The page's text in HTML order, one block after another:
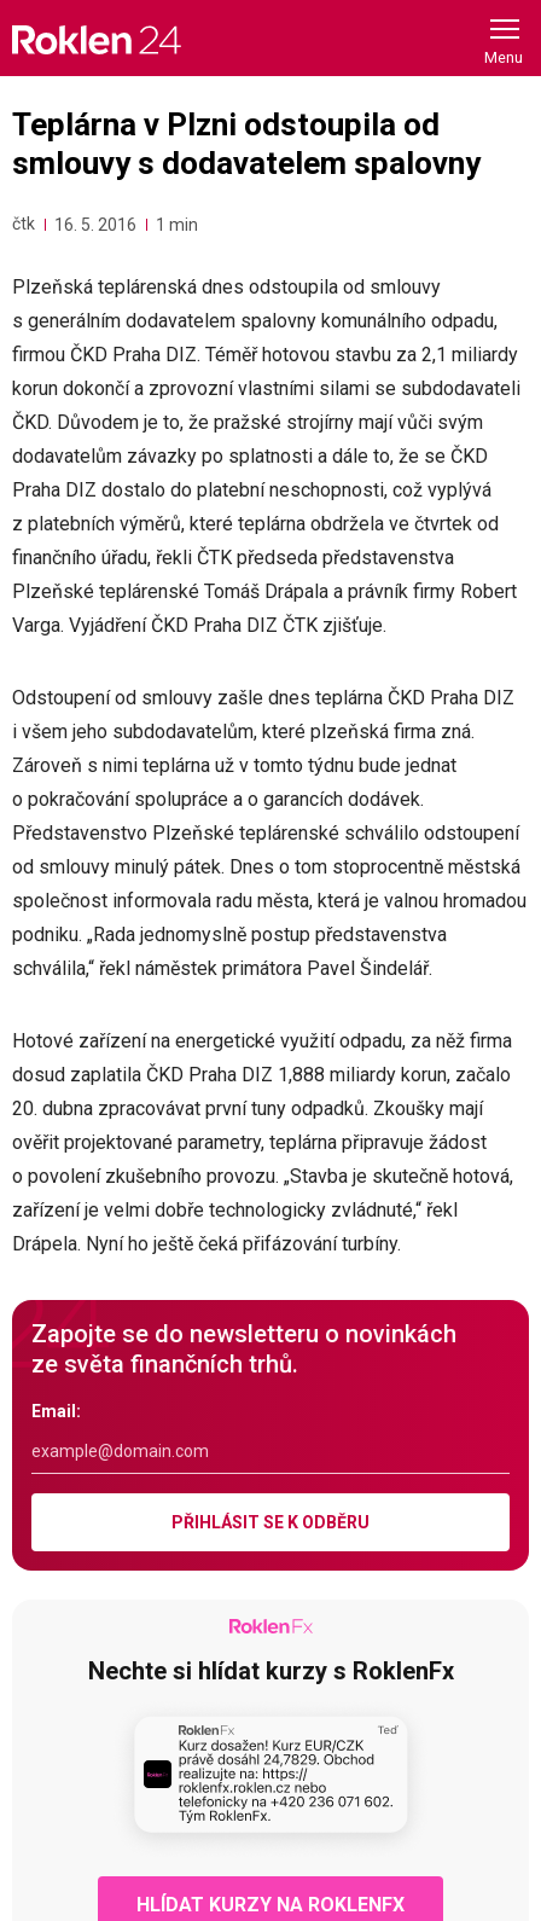
content
Teplárna v Plzni odstoupila od
smlouvy s dodavatelem spalovny
čtk 16. 5. 2016 1 min
Plzeňská teplárenská dnes odstoupila od smlouvy
s generálním dodavatelem spalovny komunálního odpadu,
firmou ČKD Praha DIZ. Téměř hotovou stavbu za 2,1 miliardy
korun dokončí a zprovozní vlastními silami se subdodavateli
ČKD. Důvodem je to, že pražské strojírny mají vůči svým
dodavatelům závazky po splatnosti a dále to, že se ČKD
Praha DIZ dostalo do platební neschopnosti, což vyplývá
z platebních výměrů, které teplárna obdržela ve čtvrtek od
finančního úřadu, řekli ČTK předseda představenstva
Plzeňské teplárenské Tomáš Drápala a právník firmy Robert
Varga. Vyjádření ČKD Praha DIZ ČTK zjišťuje.
Odstoupení od smlouvy zašle dnes teplárna ČKD Praha DIZ
i všem jeho subdodavatelům, které plzeňská firma zná.
Zároveň s nimi teplárna už v tomto týdnu bude jednat
o pokračování spolupráce a o garancích dodávek.
Představenstvo Plzeňské teplárenské schválilo odstoupení
od smlouvy minulý pátek. Dnes o tom stoprocentně městská
společnost informovala radu města, která je valnou hromadou
podniku. „Rada jednomyslně postup představenstva
schválila,“ řekl náměstek primátora Pavel Šindelář.
Hotové zařízení na energetické využití odpadu, za něž firma
dosud zaplatila ČKD Praha DIZ 1,888 miliardy korun, začalo
20. dubna zpracovávat první tuny odpadků. Zkoušky mají
ověřit projektované parametry, teplárna připravuje žádost
o povolení zkušebního provozu. „Stavba je skutečně hotová,
zařízení je velmi dobře technologicky zvládnuté,“ řekl
Drápela. Nyní ho ještě čeká přifázování turbíny.
Zapojte se do newsletteru o novinkách
ze světa finančních trhů.
Email:
PŘIHLÁSIT SE K ODBĚRU
Nechte si hlídat kurzy s RoklenFx
HLÍDAT KURZY NA ROKLENFX